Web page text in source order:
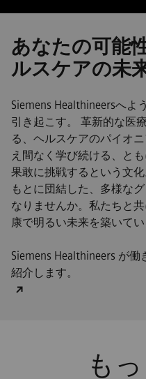
あなたの可能
ルスケアの未
Siemens Healthineersへよ
引き起こす。 革新的な医
る、ヘルスケアのパイオ
え間なく学び続ける、と
果敢に挑戦するという文
もとに団結した、多様な
なりませんか。私たちと
康で明るい未来を築いてい
Siemens Healthineers が
紹介します。
も